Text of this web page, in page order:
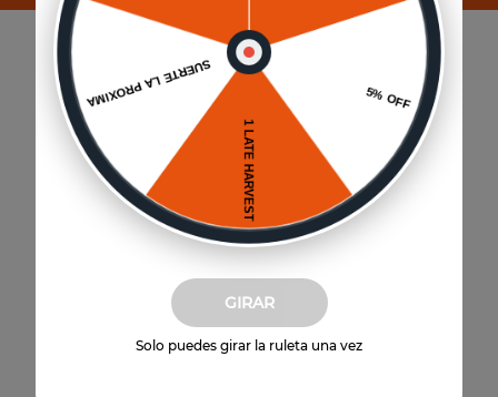
Paga hasta 6 cuotas
GIRAR
Solo puedes girar la ruleta una vez